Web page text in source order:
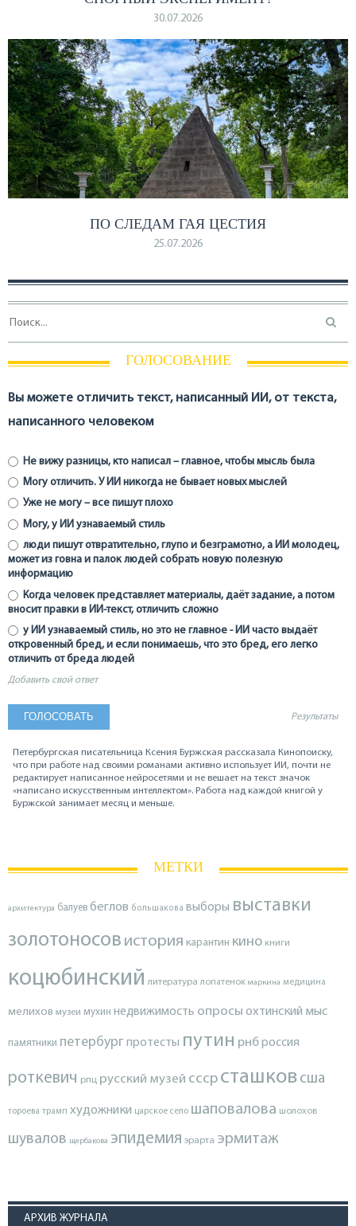
30.07.2026
ПО СЛЕДАМ ГАЯ ЦЕСТИЯ
25.07.2026
ГОЛОСОВАНИЕ
Вы можете отличить текст, написанный ИИ, от текста,
написанного человеком
Не вижу разницы, кто написал – главное, чтобы мысль была
Могу отличить. У ИИ никогда не бывает новых мыслей
Уже не могу – все пишут плохо
Могу, у ИИ узнаваемый стиль
люди пишут отвратительно, глупо и безграмотно, а ИИ молодец,
может из говна и палок людей собрать новую полезную
информацию
Когда человек представляет материалы, даёт задание, а потом
вносит правки в ИИ-текст, отличить сложно
у ИИ узнаваемый стиль, но это не главное - ИИ часто выдаёт
откровенный бред, и если понимаешь, что это бред, его легко
отличить от бреда людей
Добавить свой ответ
Результаты
Петербургская писательница Ксения Буржская рассказала Кинопоиску,
что при работе над своими романами активно использует ИИ, почти не
редактирует написанное нейросетями и не вешает на текст значок
«написано искусственным интеллектом». Работа над каждой книгой у
Буржской занимает месяц и меньше.
МЕТКИ
архитектура балуев беглов большакова выборы выставки
золотоносов история карантин кино книги
коцюбинский литература лопатенок маркина медицина
мелихов музеи мухин недвижимость опросы охтинский мыс
памятники петербургпротесты путин рнброссия
роткевич рпц русский музей ссср сташков сша
тороева трамп художники царское село шаповалова шолохов
шувалов щербакова эпидемия эрарта эрмитаж
АРХИВ ЖУРНАЛА